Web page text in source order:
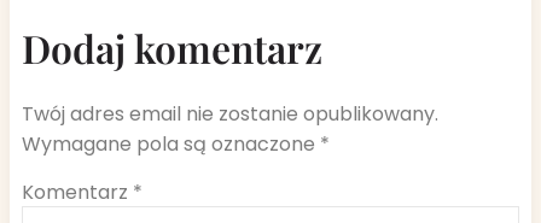
Dodaj komentarz
Twój adres email nie zostanie opublikowany.
Wymagane pola są oznaczone *
Komentarz *